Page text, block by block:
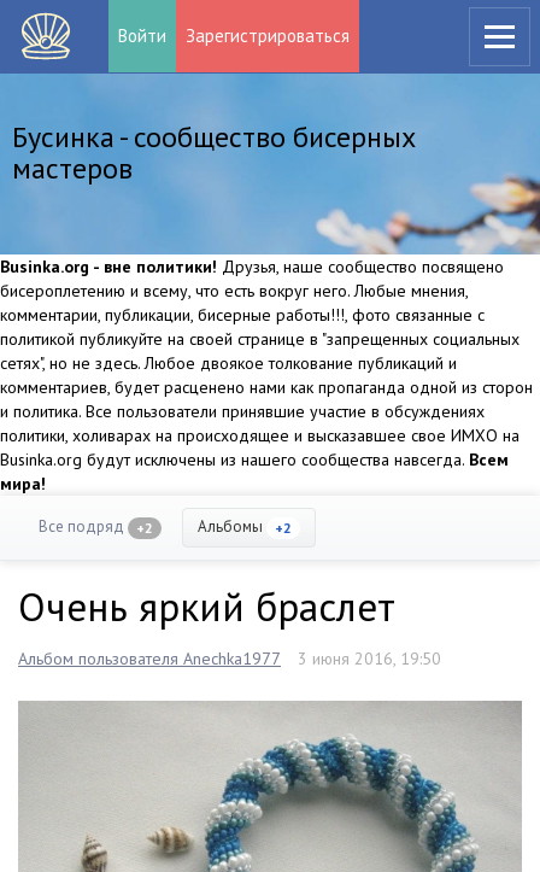
Войти Зарегистрироваться
Бусинка - сообщество бисерных
мастеров
Businka.org - вне политики! Друзья, наше сообщество посвящено
бисероплетению и всему, что есть вокруг него. Любые мнения,
комментарии, публикации, бисерные работы!!!, фото связанные с
политикой публикуйте на своей странице в "запрещенных социальных
сетях", но не здесь. Любое двоякое толкование публикаций и
комментариев, будет расценено нами как пропаганда одной из сторон
и политика. Все пользователи принявшие участие в обсуждениях
политики, холиварах на происходящее и высказавшее свое ИМХО на
Businka.org будут исключены из нашего сообщества навсегда. Всем
мира!
Все подряд +2 Альбомы +2
Очень яркий браслет
Альбом пользователя Anechka1977 3 июня 2016, 19:50